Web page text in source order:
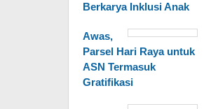
Berkarya Inklusi Anak
Awas,
Parsel Hari Raya untuk
ASN Termasuk
Gratifikasi